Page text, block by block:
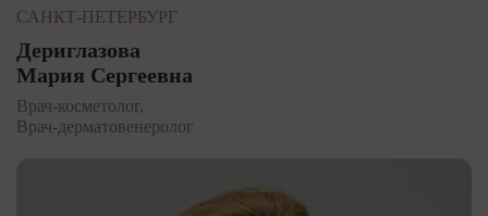
САНКТ-ПЕТЕРБУРГ
Дериглазова
Мария Сергеевна
Врач-косметолог,
Врач-дерматовенеролог